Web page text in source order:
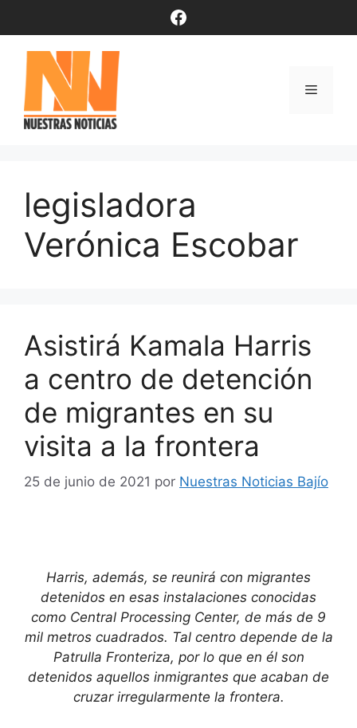
contenido
Facebook
Menú
legisladora
Verónica Escobar
Asistirá Kamala Harris
a centro de detención
de migrantes en su
visita a la frontera
25 de junio de 2021 por Nuestras Noticias Bajío
Harris, además, se reunirá con migrantes
detenidos en esas instalaciones conocidas
como Central Processing Center, de más de 9
mil metros cuadrados. Tal centro depende de la
Patrulla Fronteriza, por lo que en él son
detenidos aquellos inmigrantes que acaban de
cruzar irregularmente la frontera.